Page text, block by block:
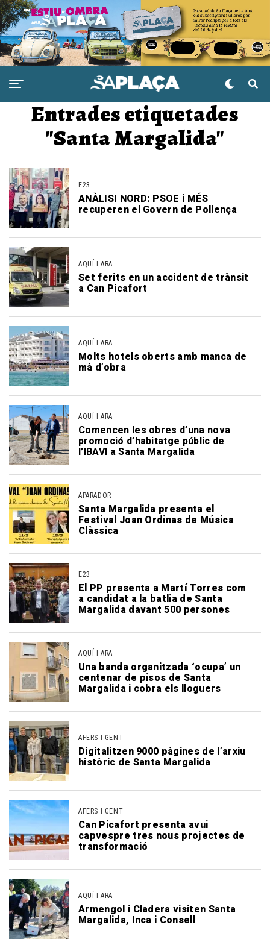
Entrades etiquetades
"Santa Margalida"
E23
ANÀLISI NORD: PSOE i MÉS
recuperen el Govern de Pollença
AQUÍ I ARA
Set ferits en un accident de trànsit
a Can Picafort
AQUÍ I ARA
Molts hotels oberts amb manca de
mà d’obra
AQUÍ I ARA
Comencen les obres d’una nova
promoció d’habitatge públic de
l’IBAVI a Santa Margalida
APARADOR
Santa Margalida presenta el
Festival Joan Ordinas de Música
Clàssica
E23
El PP presenta a Martí Torres com
a candidat a la batlia de Santa
Margalida davant 500 persones
AQUÍ I ARA
Una banda organitzada ‘ocupa’ un
centenar de pisos de Santa
Margalida i cobra els lloguers
AFERS I GENT
Digitalitzen 9000 pàgines de l’arxiu
històric de Santa Margalida
AFERS I GENT
Can Picafort presenta avui
capvespre tres nous projectes de
transformació
AQUÍ I ARA
Armengol i Cladera visiten Santa
Margalida, Inca i Consell